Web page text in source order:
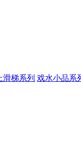
滑梯系列 戏水小品系